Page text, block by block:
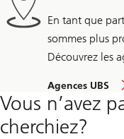
En tant que
sommes plus
Découvrez les
Agences UBS
Vous n’avez
cherchiez?